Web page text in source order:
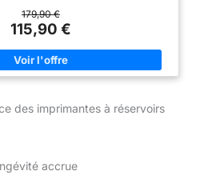
Wi-
Vitesse d'impression jusqu'à
(couleur) Eligible Instant Ink : Le forfait
vous fait économiser sur l’encre. Vos
chez vous sans avoir à y penser, avant
En plus, Instant Ink est modulable et
votre productivité avec HP Smart
Connectivité : Wifi, Ethernet, Fax, USB
originales : HP 924 Noir, Cyan,
avec des cartouches utilisant
179,90 €
115,90 €
des imprimantes à réservoirs
accrue